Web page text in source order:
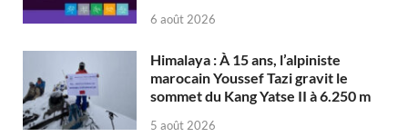
6 août 2026
Himalaya : À 15 ans, l’alpiniste
marocain Youssef Tazi gravit le
sommet du Kang Yatse II à 6.250 m
5 août 2026